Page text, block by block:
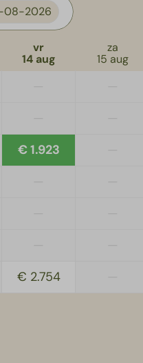
houten
08-2026
vr
14 aug
za
15 aug
€ 1.923
€ 2.754